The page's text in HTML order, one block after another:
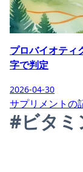
プロバイオティ
字で判定
2026-04-30
サプリメントの
#ビタミ